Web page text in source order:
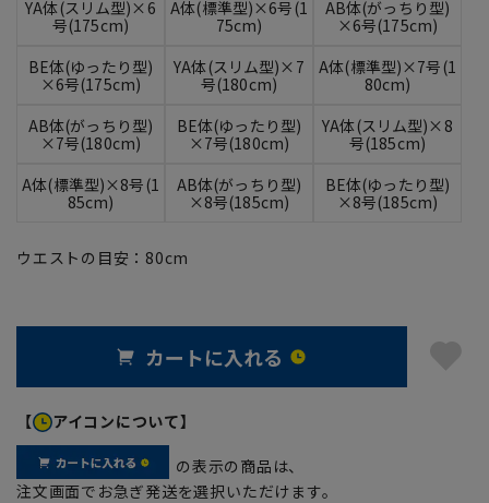
YA体(スリム型)×6
号(175cm)
A体(標準型)×6号(1
75cm)
AB体(がっちり型)
×6号(175cm)
BE体(ゆったり型)
×6号(175cm)
YA体(スリム型)×7
号(180cm)
A体(標準型)×7号(1
80cm)
AB体(がっちり型)
×7号(180cm)
BE体(ゆったり型)
×7号(180cm)
YA体(スリム型)×8
号(185cm)
A体(標準型)×8号(1
85cm)
AB体(がっちり型)
×8号(185cm)
BE体(ゆったり型)
×8号(185cm)
ウエストの目安： 80cm
カートに入れる
【 アイコンについて】
の表示の商品は、
注文画面でお急ぎ発送を選択いただけます。